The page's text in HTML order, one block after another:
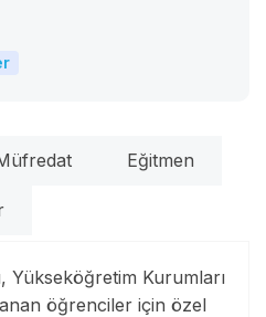
Eğitmen
Yükseköğretim Kurumları
öğrenciler için özel